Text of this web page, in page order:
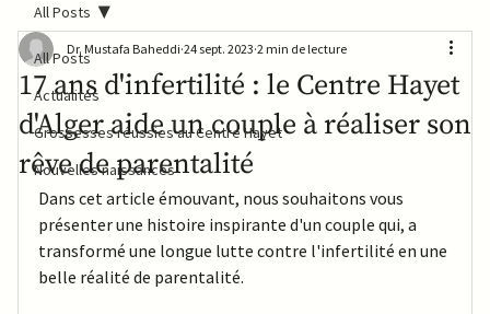
All Posts
Actualités
Grossesses réussies au Centre Hayet
Nouvelles naissances
All Posts
17 ans d'infertilité : le Centre Hayet
d'Alger aide un couple à réaliser son
rêve de parentalité
Dr. Mustafa Baheddi 24 sept. 2023 2 min de lecture
Dans cet article émouvant, nous souhaitons vous
présenter une histoire inspirante d'un couple qui, a
transformé une longue lutte contre l'infertilité en une
belle réalité de parentalité.